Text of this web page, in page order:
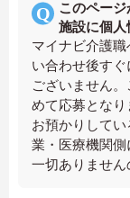
このペー
施設に個人
マイナビ介護
い合わせ後す
ございません
めて応募となり
お預かりして
業・医療機関
一切ありません